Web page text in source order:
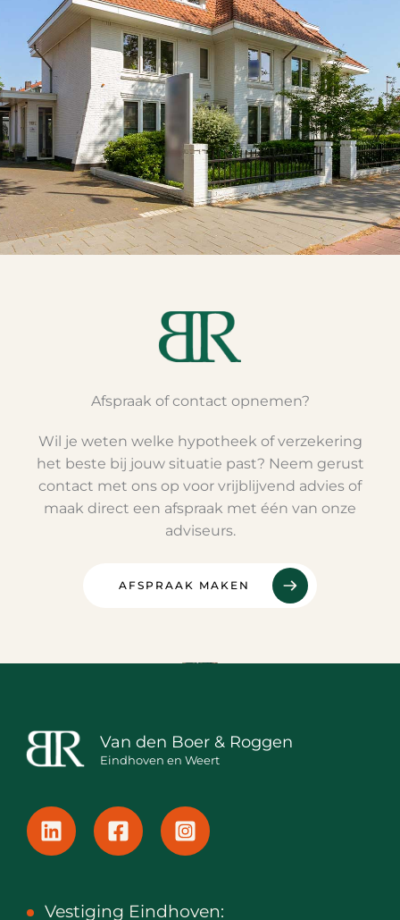
Afspraak of contact opnemen?
Wil je weten welke hypotheek of verzekering
het beste bij jouw situatie past? Neem gerust
contact met ons op voor vrijblijvend advies of
maak direct een afspraak met één van onze
adviseurs.
AFSPRAAK MAKEN
Van den Boer & Roggen
Eindhoven en Weert
Vestiging Eindhoven: